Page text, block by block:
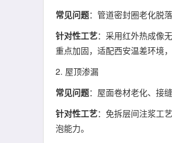
常见问题：管道密封圈老化脱
针对性工艺：采用红外热成像
重点加固，适配西安温差环境
2. 屋顶渗漏
常见问题：屋面卷材老化、接
针对性工艺：免拆层间注浆工
泡能力。